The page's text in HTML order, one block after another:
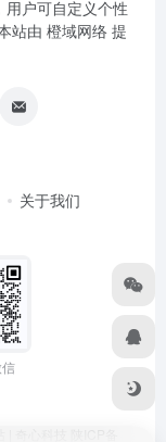
户可自定义个性
站由 橙域网络 提
关于我们